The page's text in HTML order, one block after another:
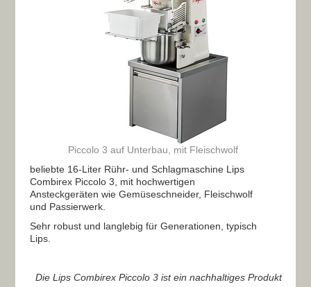
Piccolo 3 auf Unterbau, mit Fleischwolf
beliebte 16-Liter Rühr- und Schlagmaschine Lips
Combirex Piccolo 3, mit hochwertigen
Ansteckgeräten wie Gemüseschneider, Fleischwolf
und Passierwerk.
Sehr robust und langlebig für Generationen, typisch
Lips.
Die Lips Combirex Piccolo 3 ist einnachhaltiges Produkt